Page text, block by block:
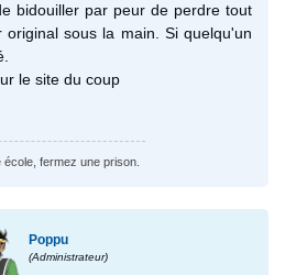
bidouiller par peur de perdre tout
sous la main. Si quelqu'un
le site du coup
fermez une prison.
Poppu
(Administrateur)